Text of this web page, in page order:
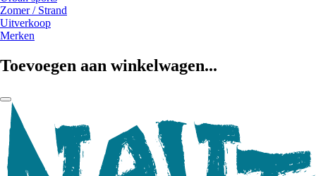
Zomer / Strand
Uitverkoop
Merken
Toevoegen aan winkelwagen...